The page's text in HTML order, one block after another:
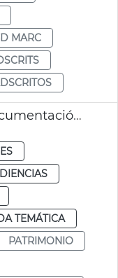
MARC
Subvención Centro de Documentación Vicentina
TEMÁTICA
PATRIMONIO